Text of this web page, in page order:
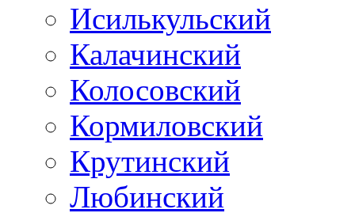
Исилькульский
Калачинский
Колосовский
Кормиловский
Крутинский
Любинский